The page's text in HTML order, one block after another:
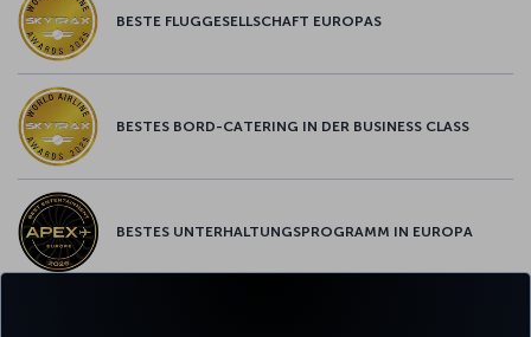
BESTE FLUGGESELLSCHAFT EUROPAS
BESTES BORD-CATERING IN DER BUSINESS CLASS
BESTES UNTERHALTUNGSPROGRAMM IN EUROPA